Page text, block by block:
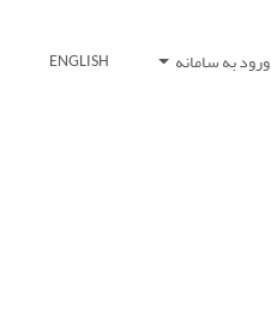
ورود به سامانه ENGLISH